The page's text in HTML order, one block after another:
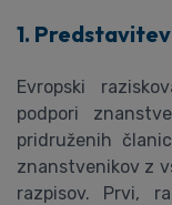
1.
Evropski
podpori
pridruženih
znanstvenikov z
razpisov. Prvi,